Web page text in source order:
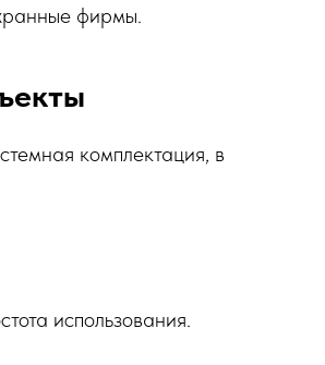
фирмы.
комплектация, в
использования.